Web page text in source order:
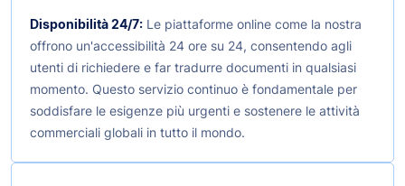
Disponibilità 24/7: Le piattaforme online come la nostra
offrono un'accessibilità 24 ore su 24, consentendo agli
utenti di richiedere e far tradurre documenti in qualsiasi
momento. Questo servizio continuo è fondamentale per
soddisfare le esigenze più urgenti e sostenere le attività
commerciali globali in tutto il mondo.